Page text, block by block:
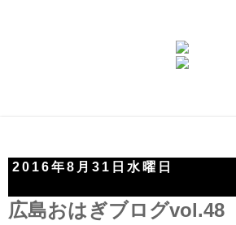
2016年8月31日水曜日
広島おはぎブログvol.48